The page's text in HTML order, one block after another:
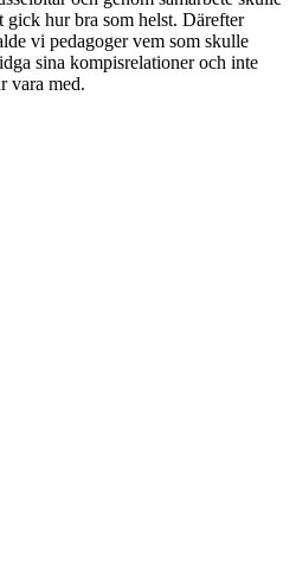
gick hur bra som helst. Därefter
vi pedagoger vem som skulle
sina kompisrelationer och inte
vara med.